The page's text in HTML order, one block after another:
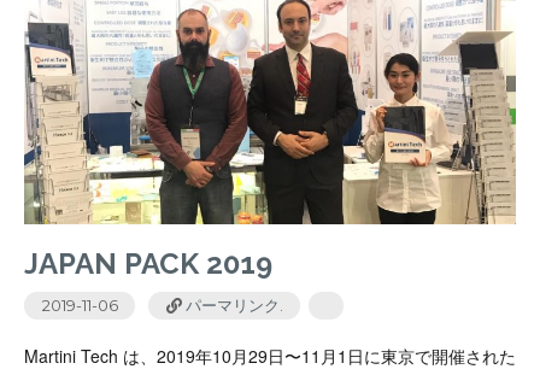
JAPAN PACK 2019
2019-11-06 パーマリンク.
Martini Tech は、2019年10月29日〜11月1日に東京で開催された